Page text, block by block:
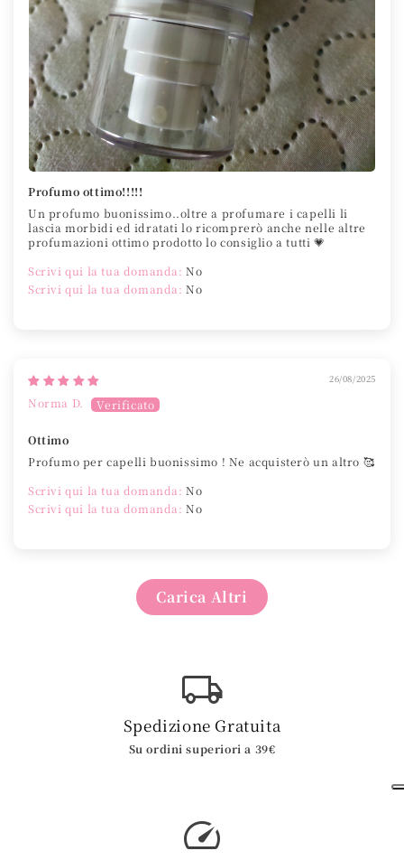
Profumo ottimo!!!!!
Un profumo buonissimo..oltre a profumare i capelli li
lascia morbidi ed idratati lo ricomprerò anche nelle altre
profumazioni ottimo prodotto lo consiglio a tutti 💗
Scrivi qui la tua domanda: No
Scrivi qui la tua domanda: No
26/08/2025
Norma D.
Ottimo
Profumo per capelli buonissimo ! Ne acquisterò un altro 🥰
Scrivi qui la tua domanda: No
Scrivi qui la tua domanda: No
Carica Altri
Spedizione Gratuita
Su ordini superiori a 39€